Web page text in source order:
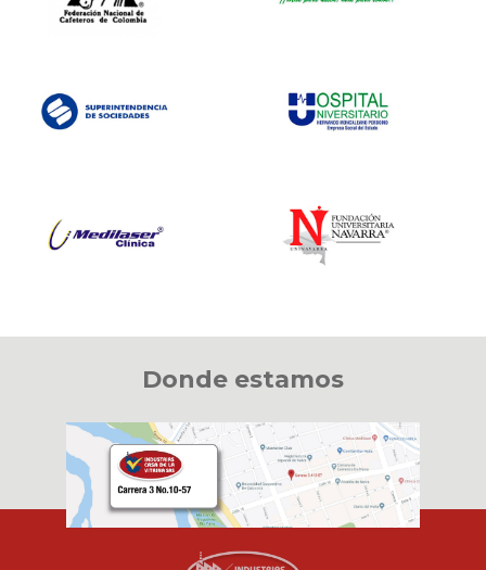
Donde estamos